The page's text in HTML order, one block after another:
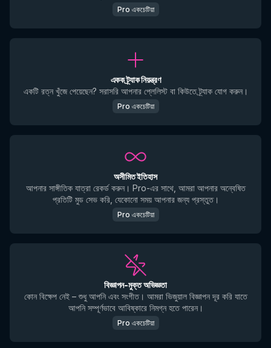
Pro একচেটিয়া
একক ট্র্যাক নিয়ন্ত্রণ
একটি রত্ন খুঁজে পেয়েছেন? সরাসরি আপনার প্লেলিস্ট বা কিউতে ট্র্যাক যোগ করুন।
Pro একচেটিয়া
অসীমিত ইতিহাস
আপনার সাঙ্গীতিক যাত্রা রেকর্ড করুন। Pro-এর সাথে, আমরা আপনার অন্বেষিত
প্রতিটি মুড সেভ করি, যেকোনো সময় আপনার জন্য প্রস্তুত।
Pro একচেটিয়া
বিজ্ঞাপন-মুক্ত অভিজ্ঞতা
কোন বিক্ষেপ নেই – শুধু আপনি এবং সংগীত। আমরা ভিজুয়াল বিজ্ঞাপন দূর করি যাতে
আপনি সম্পূর্ণভাবে আবিষ্কারে নিমগ্ন হতে পারেন।
Pro একচেটিয়া